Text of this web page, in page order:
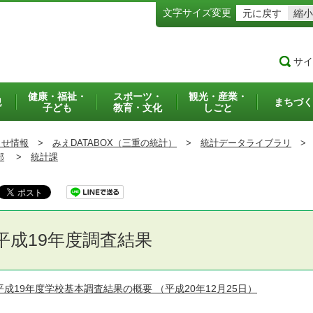
文字サイズ変更 元に戻す 縮小
サ
健康・福祉・
子ども
スポーツ・
教育・文化
観光・産業・
しごと
まちづ
情報 > みえDATABOX（三重の統計） > 統計データライブラリ
>
> 統計課
成19年度調査結果
成19年度学校基本調査結果の概要 （平成20年12月25日）